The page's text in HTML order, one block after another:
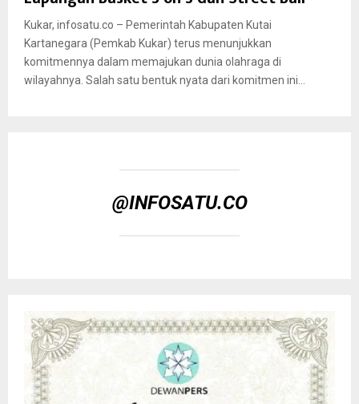
Kukar, infosatu.co – Pemerintah Kabupaten Kutai
Kartanegara (Pemkab Kukar) terus menunjukkan
komitmennya dalam memajukan dunia olahraga di
wilayahnya. Salah satu bentuk nyata dari komitmen ini...
@INFOSATU.CO